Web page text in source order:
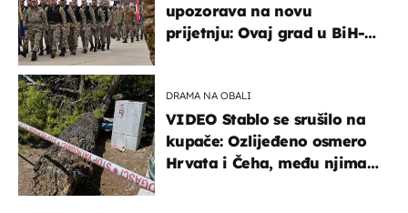
upozorava na novu
prijetnju: Ovaj grad u BiH-u
DRAMA NA OBALI
VIDEO Stablo se srušilo na
kupače: Ozlijeđeno osmero
Hrvata i Čeha, među njima